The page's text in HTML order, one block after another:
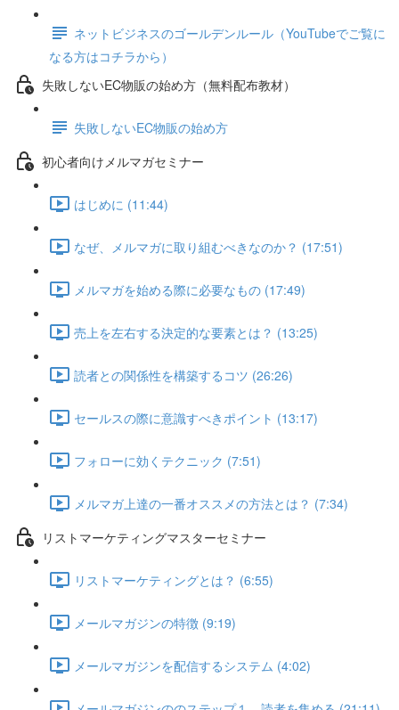
ネットビジネスのゴールデンルール（YouTubeでご覧に
なる方はコチラから）
失敗しないEC物販の始め方（無料配布教材）
失敗しないEC物販の始め方
初心者向けメルマガセミナー
はじめに (11:44)
なぜ、メルマガに取り組むべきなのか？ (17:51)
メルマガを始める際に必要なもの (17:49)
売上を左右する決定的な要素とは？ (13:25)
読者との関係性を構築するコツ (26:26)
セールスの際に意識すべきポイント (13:17)
フォローに効くテクニック (7:51)
メルマガ上達の一番オススメの方法とは？ (7:34)
リストマーケティングマスターセミナー
リストマーケティングとは？ (6:55)
メールマガジンの特徴 (9:19)
メールマガジンを配信するシステム (4:02)